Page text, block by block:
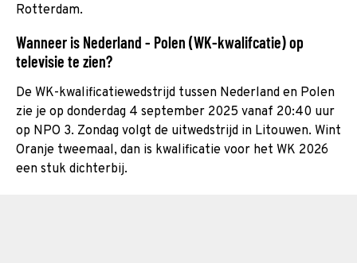
Rotterdam.
Wanneer is Nederland - Polen (WK-kwalifcatie) op
televisie te zien?
De WK-kwalificatiewedstrijd tussen Nederland en Polen
zie je op donderdag 4 september 2025 vanaf 20:40 uur
op NPO 3. Zondag volgt de uitwedstrijd in Litouwen. Wint
Oranje tweemaal, dan is kwalificatie voor het WK 2026
een stuk dichterbij.